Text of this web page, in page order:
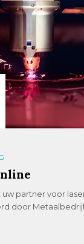
uw partner voor
door Metaalbedrijf